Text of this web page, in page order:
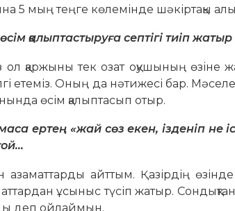
5 мың теңге көлемінде шәкіртақы
қалыптастыруға септігі тиіп
ол қаржыны тек озат оқушының өзіне
етеміз. Оның да нәтижесі бар.
өсім қалыптасып отыр.
ертең «жай сөз екен, ізденіп не
айттым. Қазірдің өзінде
ұсыныс түсіп жатыр.
деп ойлаймын.